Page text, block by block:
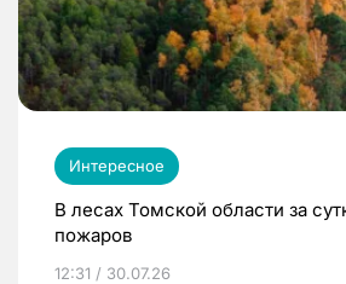
Интересное
В лесах Томской области за
пожаров
12:31 / 30.07.26